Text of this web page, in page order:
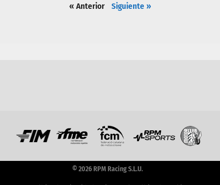
« Anterior Siguiente »
© 2026 RPM Racing S.L.U.